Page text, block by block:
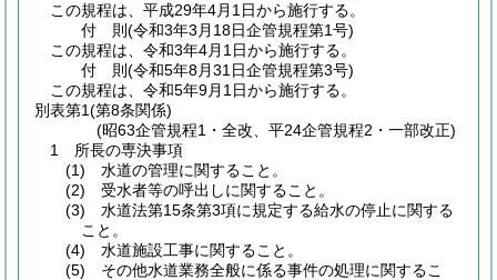
この規程は、平成29年4月1日から施行する。
付 則(令和3年3月18日企管規程第1号)
この規程は、令和3年4月1日から施行する。
付 則(令和5年8月31日企管規程第3号)
この規程は、令和5年9月1日から施行する。
別表第1(第8条関係)
(昭63企管規程1・全改、平24企管規程2・一部改正)
1 所長の専決事項
(1) 水道の管理に関すること。
(2) 受水者等の呼出しに関すること。
(3) 水道法第15条第3項に規定する給水の停止に関する
こと。
(4) 水道施設工事に関すること。
(5) その他水道業務全般に係る事件の処理に関するこ